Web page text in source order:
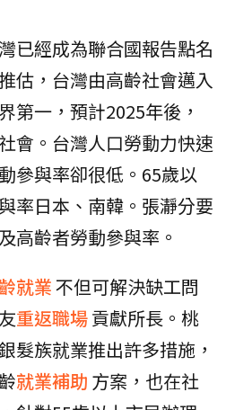
已經成為聯合國報告點名
估，台灣由高齡社會邁入
第一，預計2025年後，
會。台灣人口勞動力快速
參與率卻很低。65歲以
率日本、南韓。張瀞分要
高齡者勞動參與率。
就業不但可解決缺工問
重返職場貢獻所長。桃
髮族就業推出許多措施，
就業補助 方案，也在社